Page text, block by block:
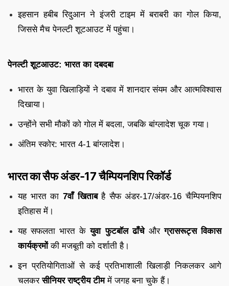
इहसान हबीब रिदुआन ने इंजरी टाइम में बराबरी का गोल किया,
जिससे मैच पेनल्टी शूटआउट में पहुंचा।
पेनल्टी शूटआउट: भारत का दबदबा
भारत के युवा खिलाड़ियों ने दबाव में शानदार संयम और आत्मविश्वास
दिखाया।
उन्होंने सभी मौकों को गोल में बदला, जबकि बांग्लादेश चूक गया।
अंतिम स्कोर: भारत 4-1 बांग्लादेश।
भारत का सैफ अंडर-17 चैम्पियनशिप रिकॉर्ड
यह भारत का 7वाँ खिताबहै सैफ अंडर-17/अंडर-16 चैम्पियनशिप
इतिहास में।
यह सफलता भारत केयुवा फुटबॉल ढाँचेऔरग्रासरूट्स विकास
कार्यक्रमोंकी मजबूती को दर्शाती है।
इन प्रतियोगिताओं से कई प्रतिभाशाली खिलाड़ी निकलकर आगे
चलकरसीनियर राष्ट्रीय टीममें जगह बना चुके हैं।